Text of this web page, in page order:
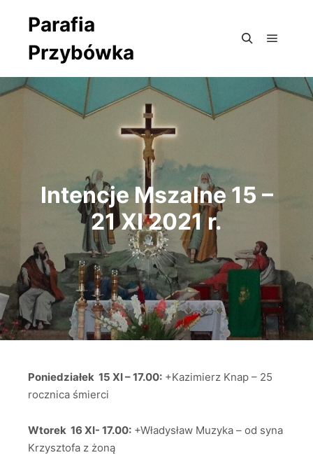
Parafia
Przybówka
Intencje Mszalne 15 –
21 XI 2021 r.
Poniedziałek 15 XI – 17.00: +Kazimierz Knap – 25
rocznica śmierci
Wtorek 16 XI- 17.00: +Władysław Muzyka – od syna
Krzysztofa z żoną